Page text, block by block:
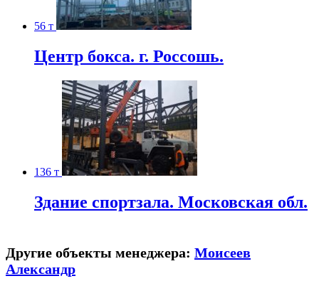
56 т
Центр бокса. г. Россошь.
136 т
Здание спортзала. Московская обл.
Другие объекты менеджера: Моисеев
Александр